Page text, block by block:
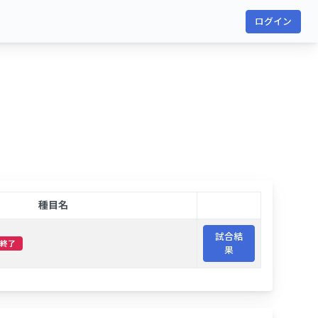
ログイン
種目名
終了
試合結
果